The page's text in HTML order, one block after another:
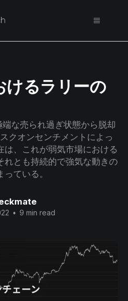
けるラリーの
な売られ過ぎ状態から脱却
クオンセンチメントによっ
は、これが弱気市場における
れとも持続的で強気な動きの
ている。
• 9 min read